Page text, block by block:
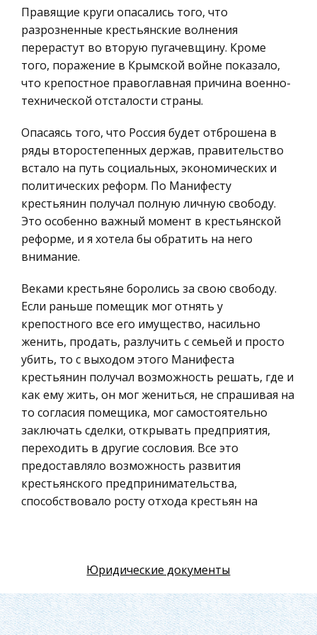
Ценные бумаги
Гражданское право
Трудовое право
История государства и права зарубежных
стран
Банковское дело и кредитование
Здоровье
Астрономия
Биржевое дело
Биология
Экономико-математическое
моделирование
Российское предпринимательское право
Искусство
Физкультура и Спорт, Здоровье
Гражданская оборона
Геология
Уголовный процесс
Таможенное право
Международное частное право
Материаловедение
Экскурсии и туризм
традиционное гостеприимство индонезийцев
делают знакомство с островом и отдых
незабываемым. Вот уже 40 лет спе
Информационные технологии в коучинге
Больше всего претензий к
школа не вызывает восторга из-за, например,
акцента на профессиональную подготовку
студентов в ущерб общекультурному
развитию, низки
Правящие круги опасались того, что
разрозненные крестьянские волнения
перерастут во вторую пугачевщину. Кроме
того, поражение в Крымской войне показало,
что крепостное правоглавная причина военно-
технической отсталости страны.
Опасаясь того, что Россия будет отброшена в
ряды второстепенных держав, правительство
встало на путь социальных, экономических и
политических реформ. По Манифесту
крестьянин получал полную личную свободу.
Это особенно важный момент в крестьянской
реформе, и я хотела бы обратить на него
внимание.
Веками крестьяне боролись за свою свободу.
Если раньше помещик мог отнять у
крепостного все его имущество, насильно
женить, продать, разлучить с семьей и просто
убить, то с выходом этого Манифеста
крестьянин получал возможность решать, где и
как ему жить, он мог жениться, не спрашивая на
то согласия помещика, мог самостоятельно
заключать сделки, открывать предприятия,
переходить в другие сословия. Все это
предоставляло возможность развития
крестьянского предпринимательства,
способствовало росту отхода крестьян на
1.1.Юные годы Александра II . 17 апреля 1818
года в семье великого князя Николая
Павловича и великой княгини Александры
Фёдоровны родился сын , взошедший на
Юридические документы